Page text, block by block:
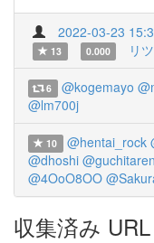
2022-03-23
13
0.000 リ
6 @kogemayo
@lm700j
10 @hentai_rock
@dhoshi
@4OoO8OO
収集済み